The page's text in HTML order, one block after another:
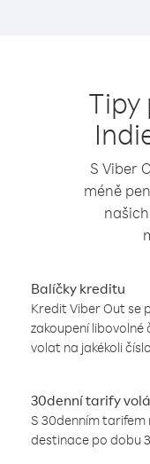
Tipy
S Viber
méně
Balíčky kreditu
Kredit Viber Out se
zakoupení
volat na jakékoli
30denní tarify
S 30denním
destinace po dobu